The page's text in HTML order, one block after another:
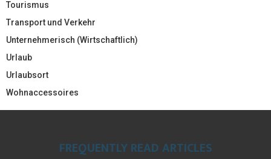
Tourismus
Transport und Verkehr
Unternehmerisch (Wirtschaftlich)
Urlaub
Urlaubsort
Wohnaccessoires
FREQUENTLY READ ARTICLES